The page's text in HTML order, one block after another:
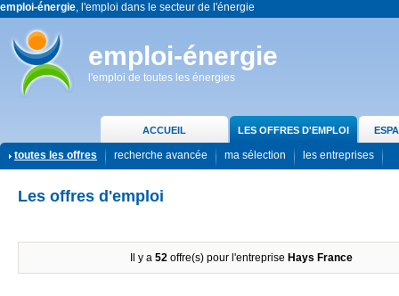
emploi-énergie, l'emploi dans le secteur de l'énergie
emploi-énergie
l'emploi de toutes les énergies
ACCUEIL LES OFFRES D'EMPLOI
toutes les offres recherche avancée ma sélection les entreprises
Les offres d'emploi
Il y a 52 offre(s) pour l'entreprise Hays France